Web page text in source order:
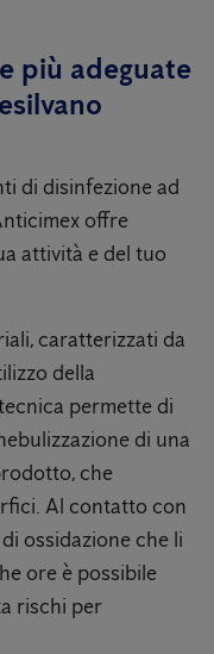
più adeguate
di disinfezione ad
offre
attività e del tuo
caratterizzati da
della
permette di
di una
che
Al contatto con
ossidazione che li
ore è possibile
rischi per